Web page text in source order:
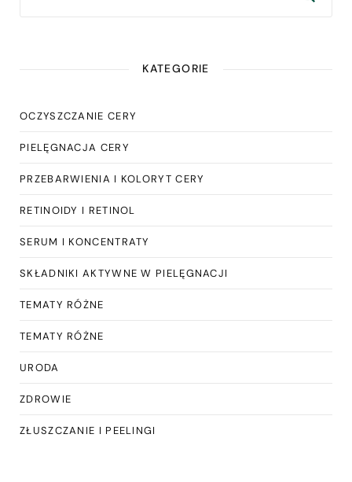
KATEGORIE
OCZYSZCZANIE CERY
PIELĘGNACJA CERY
PRZEBARWIENIA I KOLORYT CERY
RETINOIDY I RETINOL
SERUM I KONCENTRATY
SKŁADNIKI AKTYWNE W PIELĘGNACJI
TEMATY RÓŻNE
TEMATY RÓŻNE
URODA
ZDROWIE
ZŁUSZCZANIE I PEELINGI